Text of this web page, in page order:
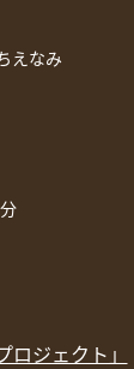
えなみ
ロジェクト」